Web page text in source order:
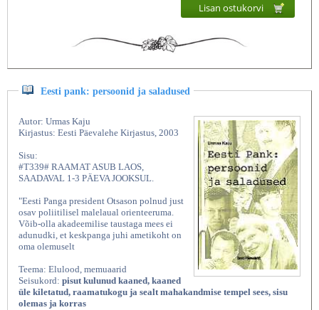
Lisan ostukorvi
Eesti pank: persoonid ja saladused
Autor: Urmas Kaju
Kirjastus: Eesti Päevalehe Kirjastus, 2003
Sisu:
#T339# RAAMAT ASUB LAOS,
SAADAVAL 1-3 PÄEVA JOOKSUL.
"Eesti Panga president Otsason polnud just
osav poliitilisel malelaual orienteeruma.
Võib-olla akadeemilise taustaga mees ei
adunudki, et keskpanga juhi ametikoht on
oma olemuselt
Teema: Elulood, memuaarid
Seisukord: pisut kulunud kaaned, kaaned
üle kiletatud, raamatukogu ja sealt mahakandmise tempel sees, sisu
olemas ja korras